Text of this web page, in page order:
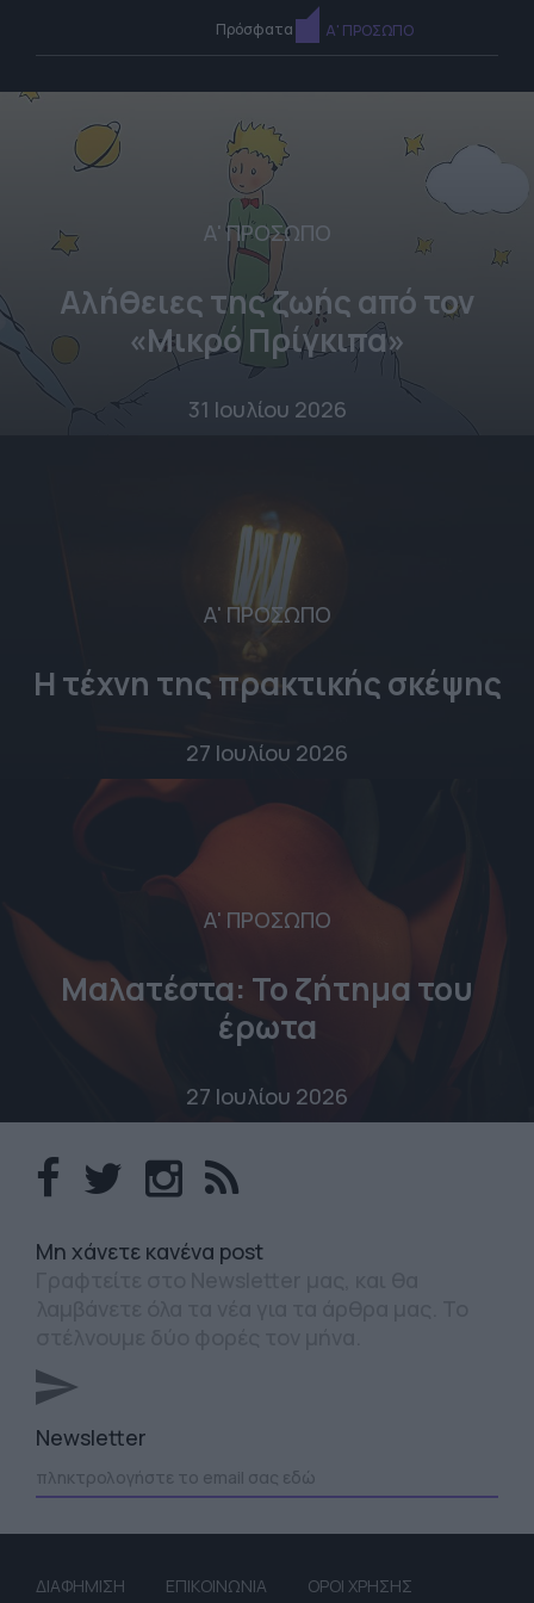
Πρόσφατα Α' ΠΡΟΣΩΠΟ
Α' ΠΡΟΣΩΠΟ
Αλήθειες της ζωής από τον
«Μικρό Πρίγκιπα»
31 Ιουλίου 2026
Α' ΠΡΟΣΩΠΟ
Η τέχνη της πρακτικής σκέψης
27 Ιουλίου 2026
Α' ΠΡΟΣΩΠΟ
Μαλατέστα: Το ζήτημα του
έρωτα
27 Ιουλίου 2026
Mη χάνετε κανένα post
Newsletter
ΔΙΑΦΗΜΙΣΗ ΕΠΙΚΟΙΝΩΝΙΑ ΟΡΟΙ ΧΡΗΣΗΣ